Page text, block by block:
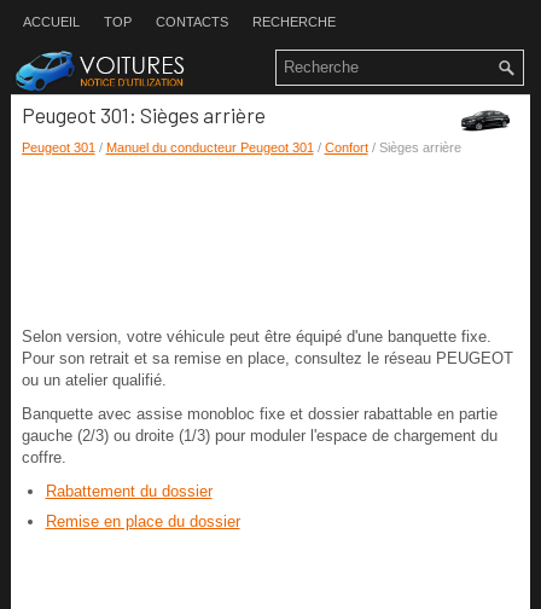
ACCUEIL TOP CONTACTS RECHERCHE
Peugeot 301: Sièges arrière
Peugeot 301 / Manuel du conducteur Peugeot 301 / Confort/ Sièges arrière
Selon version, votre véhicule peut être équipé d'une banquette fixe.
Pour son retrait et sa remise en place, consultez le réseau PEUGEOT
ou un atelier qualifié.
Banquette avec assise monobloc fixe et dossier rabattable en partie
gauche (2/3) ou droite (1/3) pour moduler l'espace de chargement du
coffre.
Rabattement du dossier
Remise en place du dossier